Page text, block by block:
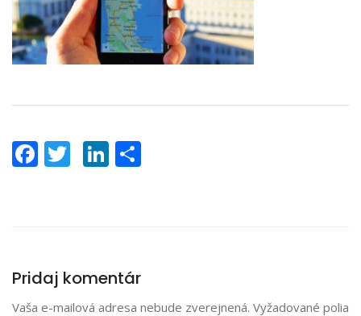
Facebook
TwitterLinkedIn
Pridaj komentár
Vaša e-mailová adresa nebude zverejnená. Vyžadované polia